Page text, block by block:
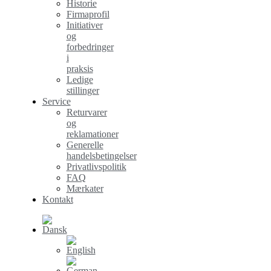
Historie
Firmaprofil
Initiativer
og
forbedringer
i
praksis
Ledige
stillinger
Service
Returvarer
og
reklamationer
Generelle
handelsbetingelser
Privatlivspolitik
FAQ
Mærkater
Kontakt